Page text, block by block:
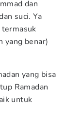
dan
suci. Ya
yang benar)
yang bisa
Ramadan
untuk